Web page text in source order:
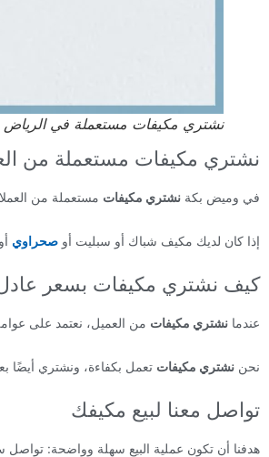
نشتري مكيفات مستعملة في الرياض
نشتري مكيفات مستعملة من
في وميض بكة نشتري مكيفات مستعملة من
إذا كان لديك مكيف شباك أو سبليت أو صحراوي
كيف نشتري مكيفات بسعر
عندما نشتري مكيفات من العميل، نعتمد على
نحن نشتري مكيفات تعمل بكفاءة، ونشتري أيضًا
تواصل معنا لبيع مكيفك
هدفنا أن تكون عملية البيع سهلة وواضحة: